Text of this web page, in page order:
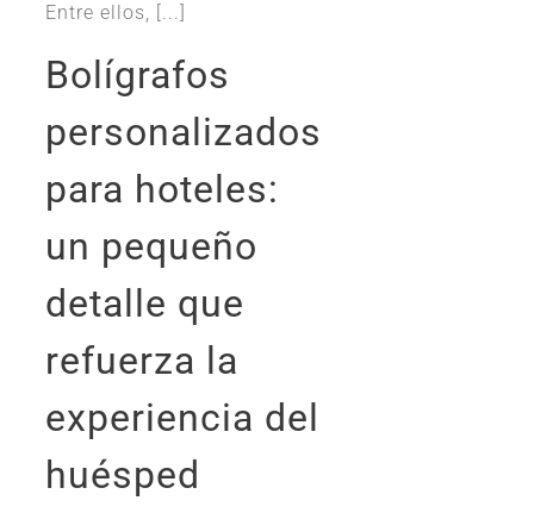
Entre ellos, [...]
Bolígrafos
personalizados
para hoteles:
un pequeño
detalle que
refuerza la
experiencia del
huésped